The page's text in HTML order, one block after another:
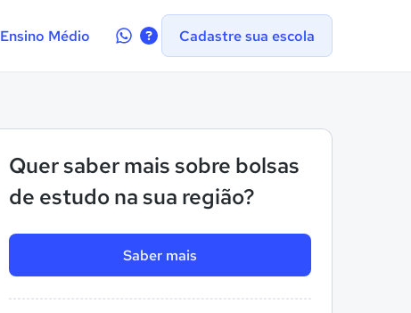
Ensino Médio
Contate-Cadastre sua escola
Quer saber mais sobre bolsas
de estudo na sua região?
Saber mais